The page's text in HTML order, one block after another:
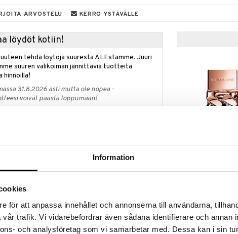
Information
för att anpassa innehållet och annonserna till användarna,
trafik. Vi vidarebefordrar även sådana identifierare och annan
och analysföretag som vi samarbetar med. Dessa kan i sin
ARVOSTELU KERRO YSTÄVÄLLE
löydöt kotiin!
tehdä löytöjä suuresta ALEstamme. Juuri
suuren valikoiman jännittäviä tuotteita
hinnoilla!
31.8.2026 asti mutta ole nopea -
voivat päästä loppumaan!
holder kaupan päälle
card holder kaupan päälle, arvo 18 eur.
niin kauan kuin tuotteita riittää.
parfum